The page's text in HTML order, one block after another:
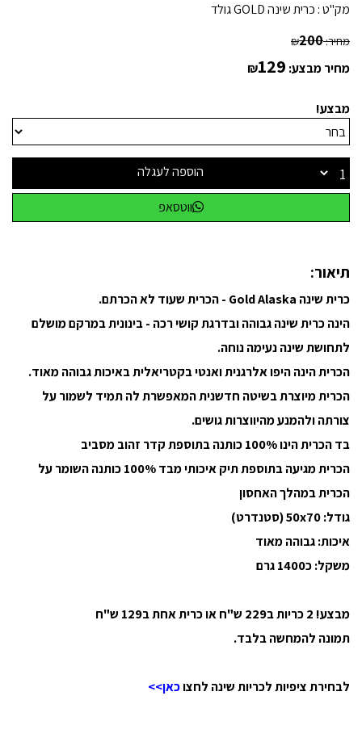
מק"ט : כרית שינה GOLD גולד
מחיר: ₪200
מחיר מבצע: ₪129
מבצע!
הוספה לעגלה
ווטסאפ
תיאור:
כרית שינה Gold Alaska - הכרית שעוד לא הכרתם.
הינה כרית שינה גבוהה ובדרגת קושי רכה - בינונית במרקם מושלם
לתחושת שינה נעימה נוחה.
הכרית הינה היפו אלרגנית ואנטי בקטריאלית באיכות גבוהה מאוד.
הכרית מיוצרת בשיטה חדשנית המאפשרת לה תמיד לשמור על
צורתה ולהמנע מהיווצרות גושים.
בד הכרית הינו 100% כותנה בתוספת קדר זהוב מסביב
הכרית מגיעה בתוספת תיק איכותי מבד 100% כותנה השומר על
הכרית במהלך האחסון
גודל: 50x70 (סטנדרט)
איכות: גבוהה מאוד
משקל: כ1400 גרם
מבצע! 2 כריות ב229 ש"ח או כרית אחת ב129 ש"ח
תמונה להמחשה בלבד.
לבחירת ציפיות לכריות שינה לחצוכאן>>